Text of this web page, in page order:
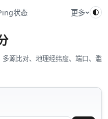
状态 更多
源比对、地理经纬度、端口、滥